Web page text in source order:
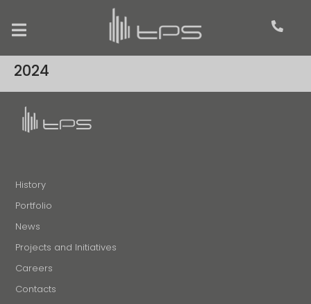
2024
History
Portfolio
News
Projects and Initiatives
Careers
Contacts